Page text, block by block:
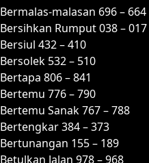
Bermalas-malasan 696 – 664
Bersihkan Rumput 038 – 017
Bersiul 432 – 410
Bersolek 532 – 510
Bertapa 806 – 841
Bertemu 776 – 790
Bertemu Sanak 767 – 788
Bertengkar 384 – 373
Bertunangan 155 – 189
Betulkan Jalan 978 – 968